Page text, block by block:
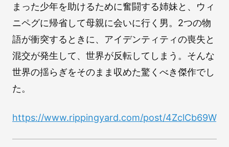
まった少年を助けるために奮闘する姉妹と、ウィ
ニペグに帰省して母親に会いに行く男。2つの物
語が衝突するときに、アイデンティティの喪失と
混交が発生して、世界が反転してしまう。そんな
世界の揺らぎをそのまま収めた驚くべき傑作でし
た。
https://www.rippingyard.com/post/